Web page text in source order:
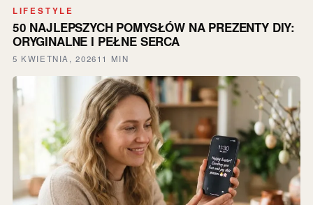
LIFESTYLE
50 NAJLEPSZYCH POMYSŁÓW NA PREZENTY DIY:
ORYGINALNE I PEŁNE SERCA
5 KWIETNIA, 202611 MIN